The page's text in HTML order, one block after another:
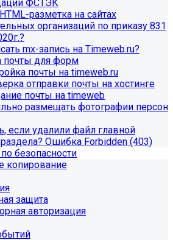
ФСТЭК
разметка на сайтах
организаций по приказу 831
mx-запись на Timeweb.ru?
почты для форм
почты на timeweb.ru
отправки почты на хостинге
почты на timeweb
размещать фотографии персон
если удалили файл главной
Ошибка Forbidden (403)
безопасности
копирование
защита
авторизация